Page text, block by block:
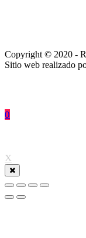
Copyright © 2020 -
Sitio web realizado
0
X